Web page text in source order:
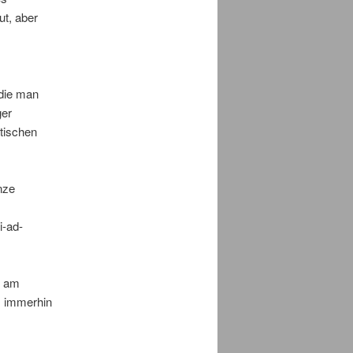
aber
man
ad-
immerhin